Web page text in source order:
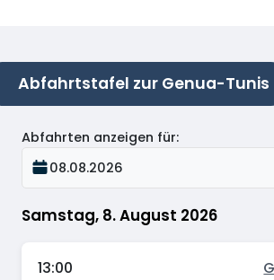
Abfahrtstafel zur Genua-Tunis
Samstag, 8. August 2026
Abfahrten anzeigen für:
08.08.2026
13:00